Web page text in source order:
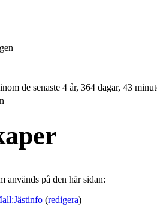
de senaste 4 år, 364 dagar, 43
används på den här sidan:
(redigera)